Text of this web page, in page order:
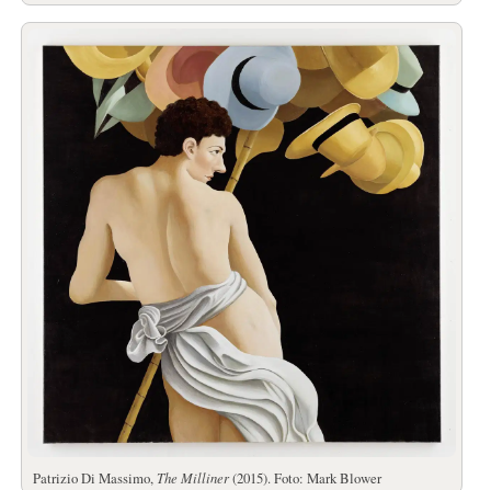
Patrizio Di Massimo, The Milliner(2015). Foto: Mark Blower